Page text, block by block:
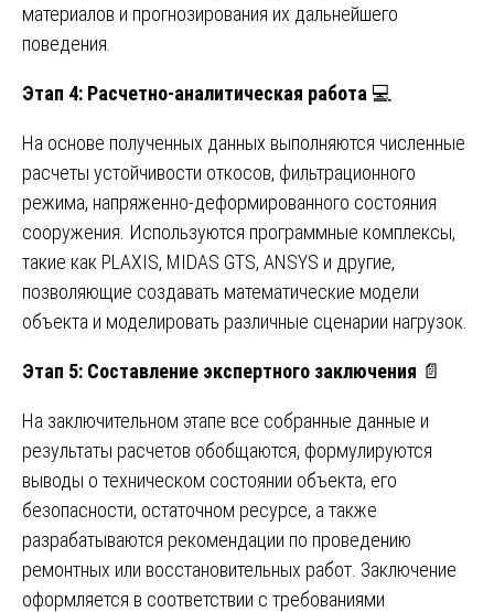
материалов и прогнозирования их дальнейшего
поведения.
Этап 4: Расчетно-аналитическая работа 💻
На основе полученных данных выполняются численные
расчеты устойчивости откосов, фильтрационного
режима, напряженно-деформированного состояния
сооружения. Используются программные комплексы,
такие как PLAXIS, MIDAS GTS, ANSYS и другие,
позволяющие создавать математические модели
объекта и моделировать различные сценарии нагрузок.
Этап 5: Составление экспертного заключения 📄
На заключительном этапе все собранные данные и
результаты расчетов обобщаются, формулируются
выводы о техническом состоянии объекта, его
безопасности, остаточном ресурсе, а также
разрабатываются рекомендации по проведению
ремонтных или восстановительных работ. Заключение
оформляется в соответствии с требованиями